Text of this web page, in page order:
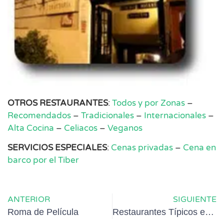
OTROS RESTAURANTES:Todos y por Zonas –
Recomendados – Tradicionales – Internacionales –
Alta Cocina – Celiacos – Veganos
SERVICIOS ESPECIALES: Cenas privadas – Cena en
barco por el Tiber
ANTERIOR
Roma de Película
SIGUIENTE
Restaurantes Típicos en Roma